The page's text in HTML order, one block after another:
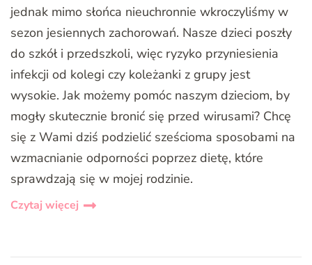
jednak mimo słońca nieuchronnie wkroczyliśmy w
sezon jesiennych zachorowań. Nasze dzieci poszły
do szkół i przedszkoli, więc ryzyko przyniesienia
infekcji od kolegi czy koleżanki z grupy jest
wysokie. Jak możemy pomóc naszym dzieciom, by
mogły skutecznie bronić się przed wirusami? Chcę
się z Wami dziś podzielić sześcioma sposobami na
wzmacnianie odporności poprzez dietę, które
sprawdzają się w mojej rodzinie.
Czytaj więcej